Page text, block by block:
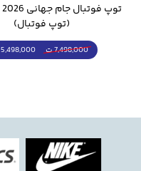
(توپ فوتبال)
7,498,000 ت 5,498,000 ت